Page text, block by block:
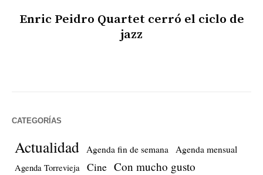
Enric Peidro Quartet cerró el ciclo de
jazz
CATEGORÍAS
Actualidad Agenda fin de semana Agenda mensual
Agenda Torrevieja Cine Con mucho gusto